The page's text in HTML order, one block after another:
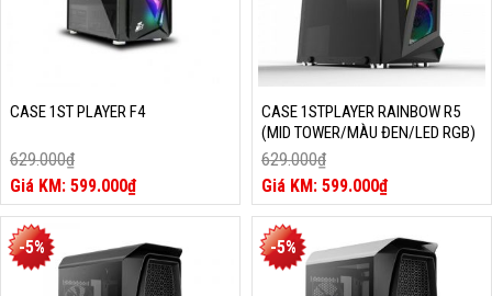
CASE 1ST PLAYER F4
629.000₫
Giá
gốc
là:
629.000₫.
599.000₫
Giá
hiện
tại
là:
599.000₫.
CASE 1STPLAYER RAINBOW R5
(MID TOWER/MÀU ĐEN/LED RGB)
629.000₫
Giá
gốc
là:
629.000₫.
599.000₫
Giá
hiện
tại
là:
599.000₫.
-5% -5%